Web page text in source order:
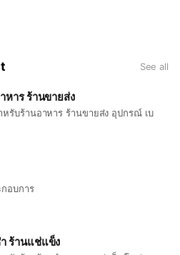
See all
หาร ร้านขายส่ง
รับร้านอาหาร ร้านขายส่ง อุปกรณ์ เบ
อบการ
ร้านแช่แข็ง